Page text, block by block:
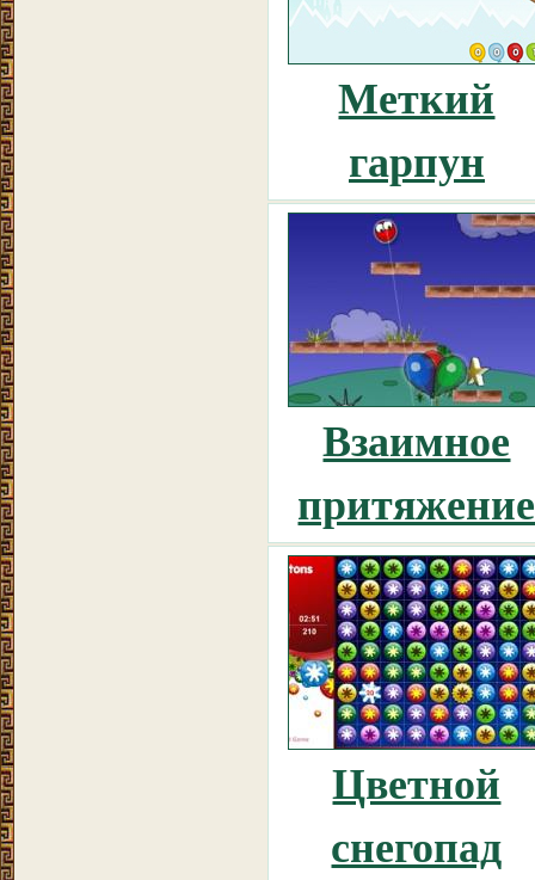
Меткий
гарпун
Взаимное
притяжение
Цветной
снегопад